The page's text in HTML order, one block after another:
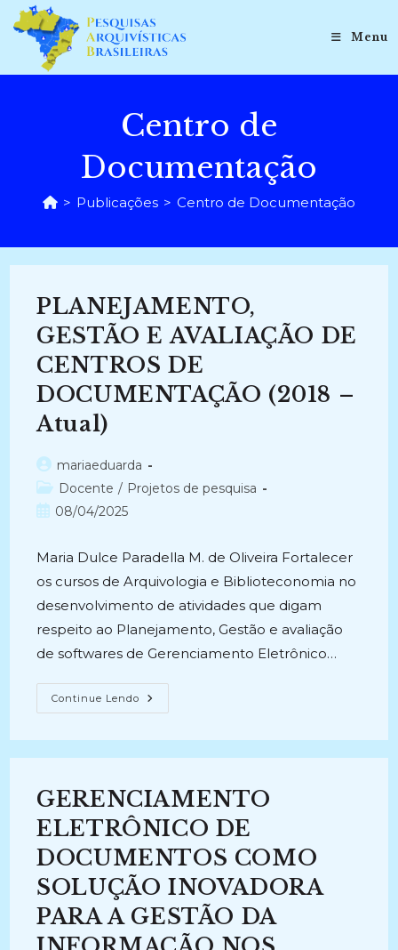
para
conteúdo
Menu
Centro de
Documentação
> Publicações > Centro de Documentação
PLANEJAMENTO,
GESTÃO E AVALIAÇÃO DE
CENTROS DE
DOCUMENTAÇÃO (2018 –
Atual)
Autor
do
post:
mariaeduarda
Categoria
do
Docente / Projetos de pesquisa
Post08/04/2025
Maria Dulce Paradella M. de Oliveira Fortalecer
os cursos de Arquivologia e Biblioteconomia no
desenvolvimento de atividades que digam
respeito ao Planejamento, Gestão e avaliação
de softwares de Gerenciamento Eletrônico…
Continue Lendo PLANEJAMENTO,
GESTÃO
CENTROS
(2018
–
Atual)
GERENCIAMENTO
ELETRÔNICO DE
DOCUMENTOS COMO
SOLUÇÃO INOVADORA
PARA A GESTÃO DA